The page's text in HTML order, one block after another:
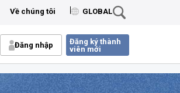
Về chúng tôi GLOBAL
Đăng nhập
Đăng ký thành
viên mới